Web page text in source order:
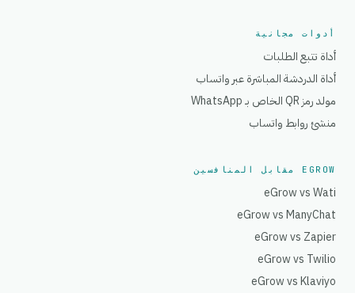
أدوات مجانية
أداة تتبع الطلبات
أداة الدردشة المباشرة عبر واتساب
مولد رمز QR الخاص بـ WhatsApp
منشئ روابط واتساب
EGROW مقابل المنافسين
eGrow vs Wati
eGrow vs ManyChat
eGrow vs Zapier
eGrow vs Twilio
eGrow vs Klaviyo